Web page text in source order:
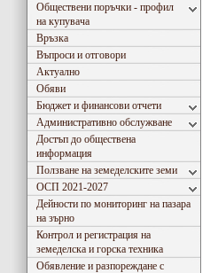
Обществени поръчки - профил
на купувача
Връзка
Въпроси и отговори
Актуално
Обяви
Бюджет и финансови отчети
Административно обслужване
Достъп до обществена
информация
Ползване на земеделските земи
ОСП 2021-2027
Дейности по мониторинг на пазара
на зърно
Контрол и регистрация на
земеделска и горска техника
Обявление и разпореждане с